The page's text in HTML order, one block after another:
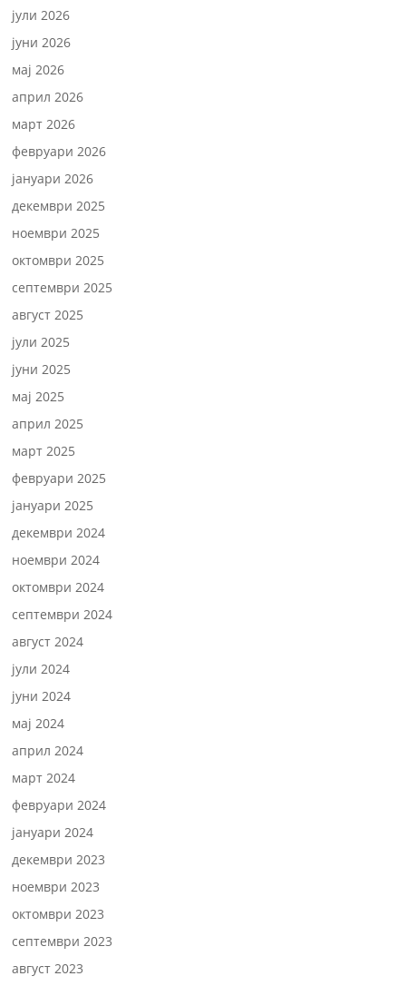
јули 2026
јуни 2026
мај 2026
април 2026
март 2026
февруари 2026
јануари 2026
декември 2025
ноември 2025
октомври 2025
септември 2025
август 2025
јули 2025
јуни 2025
мај 2025
април 2025
март 2025
февруари 2025
јануари 2025
декември 2024
ноември 2024
октомври 2024
септември 2024
август 2024
јули 2024
јуни 2024
мај 2024
април 2024
март 2024
февруари 2024
јануари 2024
декември 2023
ноември 2023
октомври 2023
септември 2023
август 2023